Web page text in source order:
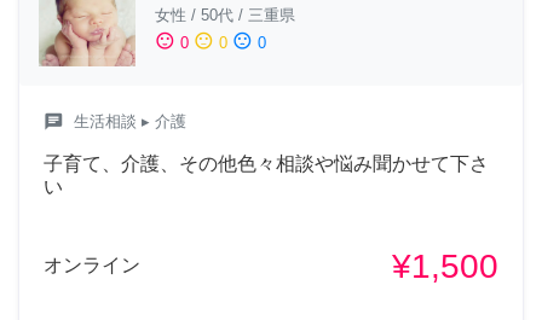
女性 / 50代 / 三重県
sentiment_satisfied 0 sentiment_neutral 0 sentiment_dissatisfied 0
chat 生活相談 ▸ 介護
子育て、介護、その他色々相談や悩み聞かせて下さ
い
オンライン ¥1,500